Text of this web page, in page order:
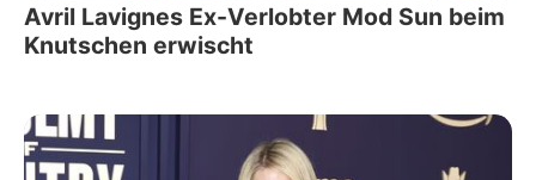
Avril Lavignes Ex-Verlobter Mod Sun beim
Knutschen erwischt